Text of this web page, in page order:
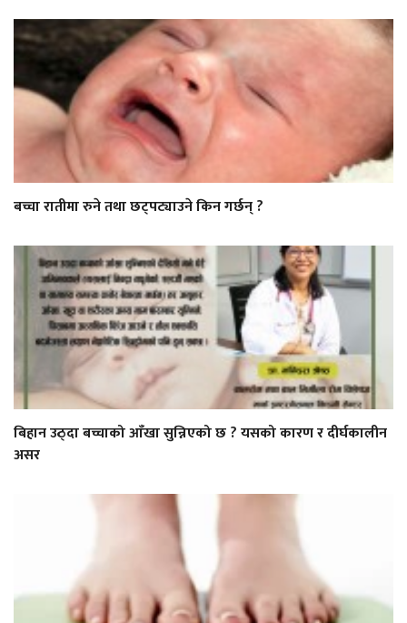
बच्चा रातीमा रुने तथा छट्पट्याउने किन गर्छन् ?
बिहान उठ्दा बच्चाको आँखा सुन्निएको छ ? यसको कारण र दीर्घकालीन
असर